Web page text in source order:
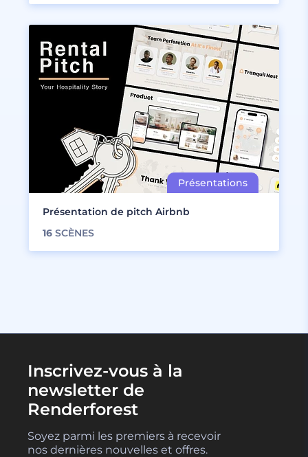
Présentation de pitch Airbnb
16 SCÈNES
Inscrivez-vous à la
newsletter de
Renderforest
Soyez parmi les premiers à recevoir
nos dernières nouvelles et offres.